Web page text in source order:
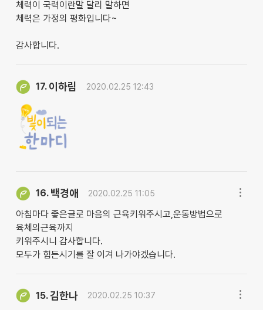
체력이 국력이란말 달리 말하면
체력은 가정의 평화입니다~
감사합니다.
17. 이하림 2020.02.25 12:43
16. 백경애 2020.02.25 11:05
아침마다 좋은글로 마음의 근육키워주시고,운동방법으로
육체의근육까지
키워주시니 감사합니다.
모두가 힘든시기를 잘 이겨 나가야겠습니다.
15.김한나 2020.02.25 10:37